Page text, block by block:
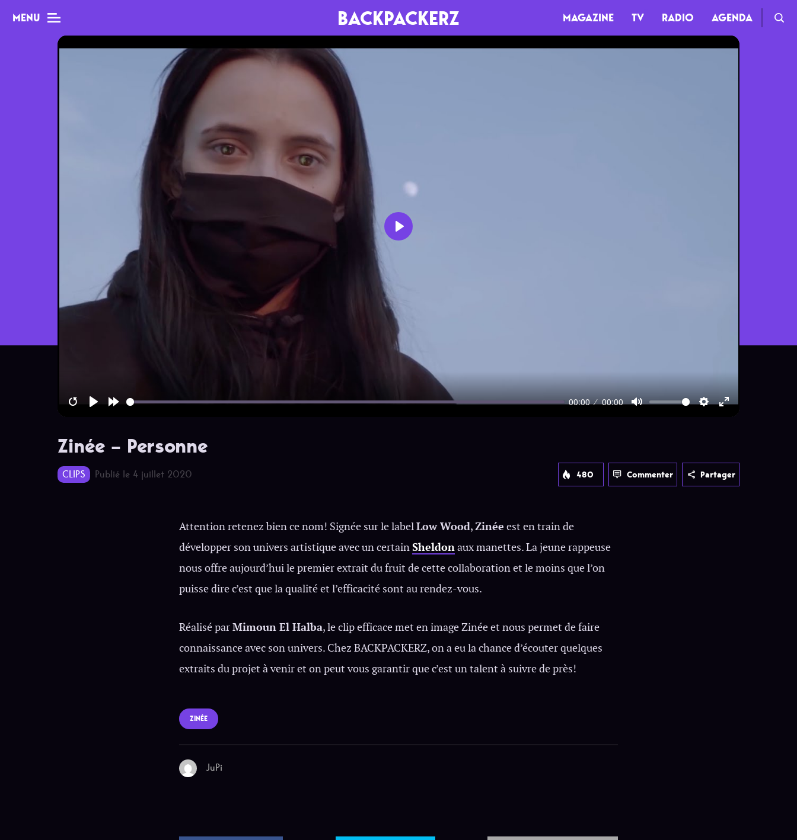
MENU BACKPACKERZ MAGAZINE TV RADIO AGENDA
Interviews
Chroniques
Sorties
Newsletter
AGENDA
Festivals
00:00 00:00
Enter
Play
Zinée – Personne
CLIPS Publié le 4 juillet 2020 480 Commenter Partager
Attention retenez bien ce nom! Signée sur le labelLow Wood,Zinée est en train de
développer son univers artistique avec un certainSheldonaux manettes. La jeune rappeuse
nous offre aujourd’hui le premier extrait du fruit de cette collaboration et le moins que l’on
puisse dire c’est que la qualité et l’efficacité sont au rendez-vous.
Réalisé parMimoun El Halba, le clip efficace met en image Zinée et nous permet de faire
connaissance avec son univers. Chez BACKPACKERZ, on a eu la chance d’écouter quelques
extraits du projet à venir et on peut vous garantir que c’est un talent à suivre de près!
ZINÉE
JuPi